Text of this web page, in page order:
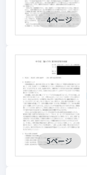
4ページ
5ページ